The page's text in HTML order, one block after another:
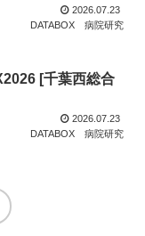
2026.07.23
DATABOX
病院研究
[千葉西総合
2026.07.23
DATABOX
病院研究